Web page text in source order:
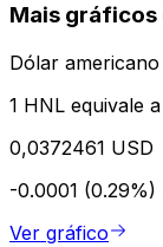
Mais gráficos
Dólar americano
1 HNL equivale a
0,0372461 USD
-0.0001 (0.29%)
Ver gráfico